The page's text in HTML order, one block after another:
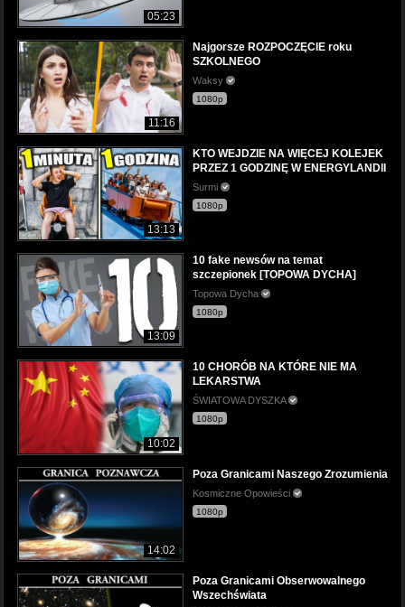
05:23
11:16
Najgorsze ROZPOCZĘCIE roku
SZKOLNEGO
Waksy
1080p
13:13
KTO WEJDZIE NA WIĘCEJ KOLEJEK
PRZEZ 1 GODZINĘ W ENERGYLANDII
Surmi
1080p
13:09
10 fake newsów na temat
szczepionek [TOPOWA DYCHA]
Topowa Dycha
1080p
10:02
10 CHORÓB NA KTÓRE NIE MA
LEKARSTWA
ŚWIATOWA DYSZKA
1080p
14:02
Poza Granicami Naszego Zrozumienia
Kosmiczne Opowieści
1080p
Poza Granicami Obserwowalnego
Wszechświata